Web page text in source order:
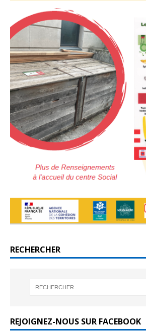
RECHERCHER
REJOIGNEZ-NOUS SUR FACEBOOK